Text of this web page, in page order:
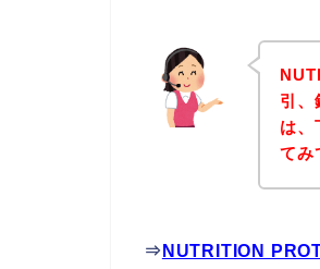
引、
は、
てみ
⇒ NUTRITION